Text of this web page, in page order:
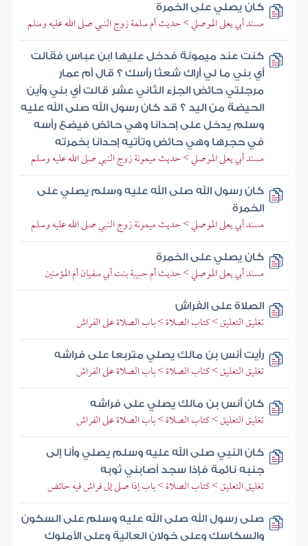
كان يصلي على الخمرة
مسند أبي يعلى الموصلي > حديث أم سلمة زوج النبي صلى الله عليه وسلم
كنت عند ميمونة فدخل عليها ابن عباس فقالت
أي بني ما لي أراك شعثا رأسك ؟ قال أم عمار
مرجلتي حائض الجزء الثاني عشر قالت أي بني وأين
الحيضة من اليد ؟ قد كان رسول الله صلى الله عليه
وسلم يدخل على إحدانا وهي حائض فيضع رأسه
في حجرها وهي حائض وتأتيه إحدانا بخمرته
مسند أبي يعلى الموصلي > حديث ميمونة زوج النبي صلى الله عليه وسلم
كان رسول الله صلى الله عليه وسلم يصلي على
الخمرة
مسند أبي يعلى الموصلي > حديث ميمونة زوج النبي صلى الله عليه وسلم
كان يصلي على الخمرة
مسند أبي يعلى الموصلي > حديث أم حبيبة بنت أبي سفيان أم المؤمنين
الصلاة على الفراش
تغليق التعليق > كتاب الصلاة > باب الصلاة على الفراش
رأيت أنس بن مالك يصلي متربعا على فراشه
تغليق التعليق > كتاب الصلاة > باب الصلاة على الفراش
كان أنس بن مالك يصلي على فراشه
تغليق التعليق > كتاب الصلاة > باب الصلاة على الفراش
كان النبي صلى الله عليه وسلم يصلي وأنا إلى
جنبه نائمة فإذا سجد أصابني ثوبه
تغليق التعليق > كتاب الصلاة > باب إذا صلى إلى فراش فيه حائض
صلى رسول الله صلى الله عليه وسلم على السكون
والسكاسك وعلى خولان العالية وعلى الأملوك